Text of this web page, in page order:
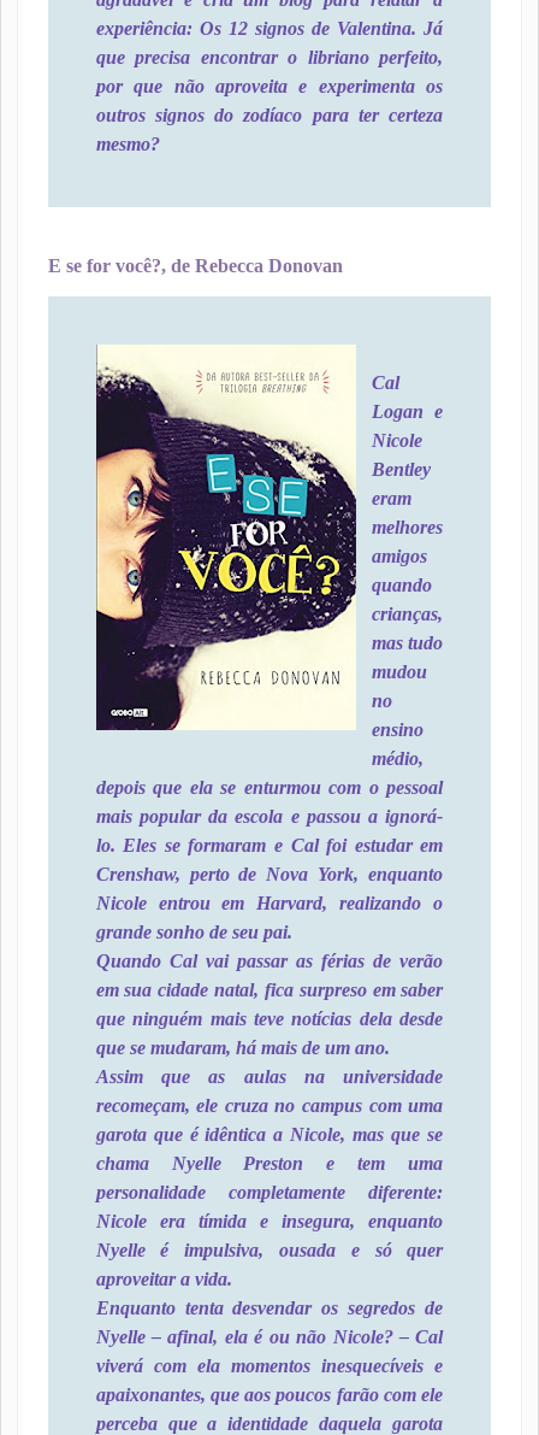
experiência: Os 12 signos de Valentina. Já
que precisa encontrar o libriano perfeito,
por que não aproveita e experimenta os
outros signos do zodíaco para ter certeza
mesmo?
E se for você?, de Rebecca Donovan
Cal
Logan e
Nicole
Bentley
eram
melhores
amigos
quando
crianças,
mas tudo
mudou
no
ensino
médio,
depois que ela se enturmou com o pessoal
mais popular da escola e passou a ignorá-
lo. Eles se formaram e Cal foi estudar em
Crenshaw, perto de Nova York, enquanto
Nicole entrou em Harvard, realizando o
grande sonho de seu pai.
Quando Cal vai passar as férias de verão
em sua cidade natal, fica surpreso em saber
que ninguém mais teve notícias dela desde
que se mudaram, há mais de um ano.
Assim que as aulas na universidade
recomeçam, ele cruza no campus com uma
garota que é idêntica a Nicole, mas que se
chama Nyelle Preston e tem uma
personalidade completamente diferente:
Nicole era tímida e insegura, enquanto
Nyelle é impulsiva, ousada e só quer
aproveitar a vida.
Enquanto tenta desvendar os segredos de
Nyelle – afinal, ela é ou não Nicole? – Cal
viverá com ela momentos inesquecíveis e
apaixonantes, que aos poucos farão com ele
perceba que a identidade daquela garota